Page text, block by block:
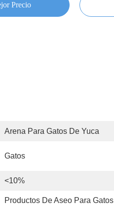
Precio
Arena Para Gatos De Yuca
Gatos
<10%
Productos De Aseo Para Gatos